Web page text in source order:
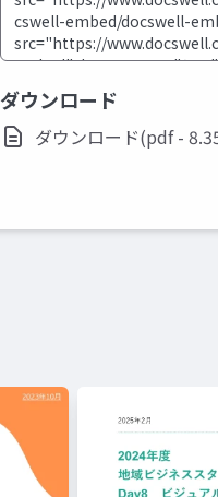
ダウンロード
ダウンロード(pdf -